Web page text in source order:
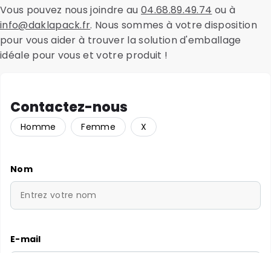
Vous pouvez nous joindre au 04.68.89.49.74 ou à
info@daklapack.fr. Nous sommes à votre disposition
pour vous aider à trouver la solution d'emballage
idéale pour vous et votre produit !
Contactez-nous
Homme Femme X
Nom
E-mail